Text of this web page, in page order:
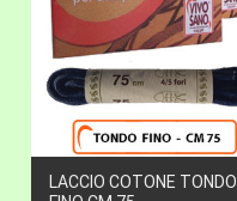
LACCIO COTONE TONDO